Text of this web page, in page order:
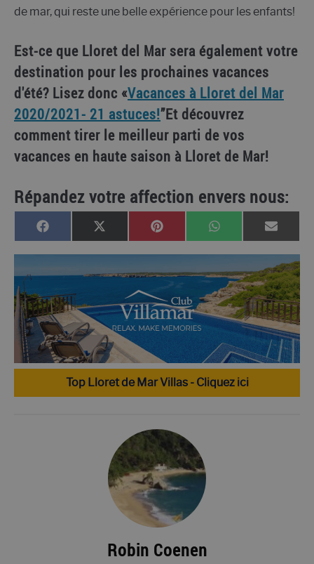
de mar, qui reste une belle expérience pour les enfants!
Est-ce que Lloret del Mar sera également votre
destination pour les prochaines vacances
d'été? Lisez donc «Vacances à Lloret del Mar
2020/2021- 21 astuces!”Et découvrez
comment tirer le meilleur parti de vos
vacances en haute saison à Lloret de Mar!
Répandez votre affection envers nous:
PARTAGER
SUR
FACEBOOKPARTAGER
SUR
X
(TWITTER)
PARTAGER
SUR
PINTERESTPARTAGER
SUR
WHATSAPP
SUR
EMAIL
Top Lloret de Mar Villas - Cliquez ici
Robin Coenen